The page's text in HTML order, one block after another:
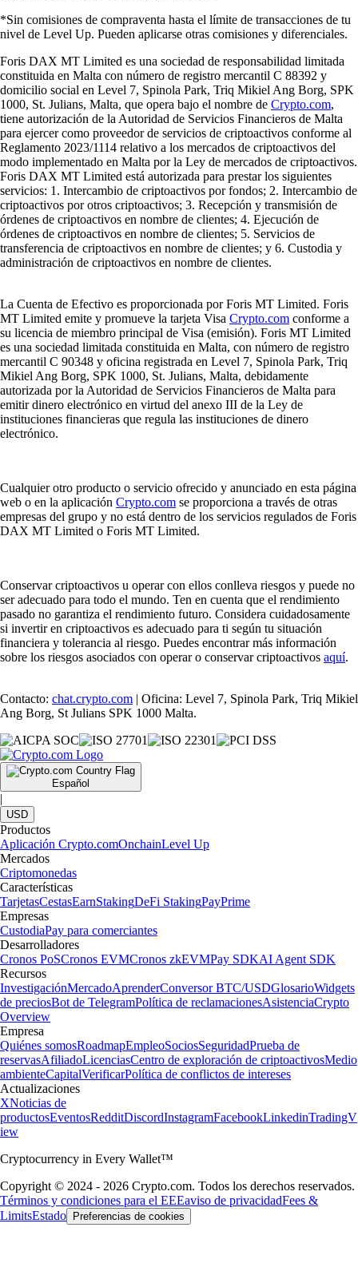
*Sin comisiones de compraventa hasta el límite de transacciones de tu
nivel de Level Up. Pueden aplicarse otras comisiones y diferenciales.
Foris DAX MT Limited es una sociedad de responsabilidad limitada
constituida en Malta con número de registro mercantil C 88392 y
domicilio social en Level 7, Spinola Park, Triq Mikiel Ang Borg, SPK
1000, St. Julians, Malta, que opera bajo el nombre de Crypto.com,
tiene autorización de la Autoridad de Servicios Financieros de Malta
para ejercer como proveedor de servicios de criptoactivos conforme al
Reglamento 2023/1114 relativo a los mercados de criptoactivos del
modo implementado en Malta por la Ley de mercados de criptoactivos.
Foris DAX MT Limited está autorizada para prestar los siguientes
servicios: 1. Intercambio de criptoactivos por fondos; 2. Intercambio de
criptoactivos por otros criptoactivos; 3. Recepción y transmisión de
órdenes de criptoactivos en nombre de clientes; 4. Ejecución de
órdenes de criptoactivos en nombre de clientes; 5. Servicios de
transferencia de criptoactivos en nombre de clientes; y 6. Custodia y
administración de criptoactivos en nombre de clientes.
La Cuenta de Efectivo es proporcionada por Foris MT Limited. Foris
MT Limited emite y promueve la tarjeta Visa Crypto.com conforme a
su licencia de miembro principal de Visa (emisión). Foris MT Limited
es una sociedad limitada constituida en Malta, con número de registro
mercantil C 90348 y oficina registrada en Level 7, Spinola Park, Triq
Mikiel Ang Borg, SPK 1000, St. Julians, Malta, debidamente
autorizada por la Autoridad de Servicios Financieros de Malta para
emitir dinero electrónico en virtud del anexo III de la Ley de
instituciones financieras que regula las instituciones de dinero
electrónico.
Cualquier otro producto o servicio ofrecido y anunciado en esta página
web o en la aplicación Crypto.com se proporciona a través de otras
empresas del grupo y no está dentro de los servicios regulados de Foris
DAX MT Limited o Foris MT Limited.
Conservar criptoactivos u operar con ellos conlleva riesgos y puede no
ser adecuado para todo el mundo. Ten en cuenta que el rendimiento
pasado no garantiza el rendimiento futuro. Considera cuidadosamente
si invertir en criptoactivos es adecuado para ti según tu situación
financiera y tolerancia al riesgo. Puedes encontrar más información
sobre los riesgos asociados con operar o conservar criptoactivos aquí.
Contacto: chat.crypto.com | Oficina: Level 7, Spinola Park, Triq Mikiel
Ang Borg, St Julians SPK 1000 Malta.
Español
|
USD
Productos
Aplicación Crypto.comOnchainLevel Up
Mercados
Criptomonedas
Características
TarjetasCestasEarnStakingDeFi StakingPayPrime
Empresas
CustodiaPay para comerciantes
Desarrolladores
Cronos PoSCronos EVMCronos zkEVMPay SDKAI Agent SDK
Recursos
InvestigaciónMercadoAprenderConversor BTC/USDGlosarioWidgets
de preciosBot de TelegramPolítica de reclamacionesAsistenciaCrypto
Overview
Empresa
Quiénes somosRoadmapEmpleoSociosSeguridadPrueba de
reservasAfiliadoLicenciasCentro de exploración de criptoactivosMedio
ambienteCapitalVerificarPolítica de conflictos de intereses
Actualizaciones
XNoticias de
productosEventosRedditDiscordInstagramFacebookLinkedinTradingV
iew
Cryptocurrency in Every Wallet™
Copyright © 2024 - 2026 Crypto.com. Todos los derechos reservados.
Términos y condiciones para el EEEaviso de privacidadFees &
LimitsEstado Preferencias de cookies